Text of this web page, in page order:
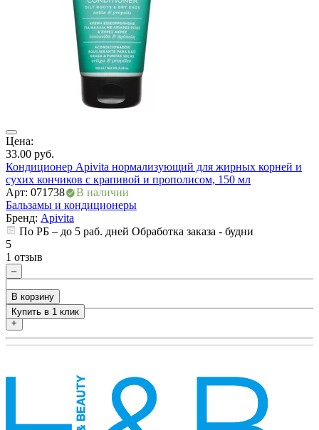
Цена:
33.00 руб.
Кондиционер Apivita нормализующий для жирных корней и
сухих кончиков с крапивой и прополисом, 150 мл
Арт: 071738
В наличии
Бальзамы и кондиционеры
Бренд: Apivita
По РБ – до 5 раб. дней Обработка заказа - будни
5
1 отзыв
–
+
В корзину
Купить в 1 клик